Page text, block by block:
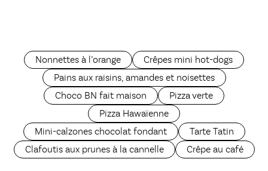
Nonnettes à l’orange
Crêpes mini hot-dogs
Pains aux raisins, amandes et noisettes
Choco BN fait maison
Pizza verte
Pizza Hawaïenne
Mini-calzones chocolat fondant
Tarte Tatin
Clafoutis aux prunes à la cannelle
Crêpe au café